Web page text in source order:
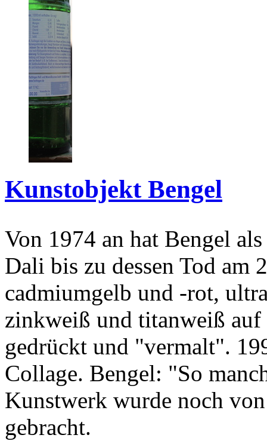
Kunstobjekt Bengel
Von 1974 an hat Bengel
Dali bis zu dessen Tod am
cadmiumgelb und -rot,
zinkweiß und titanweiß
gedrückt und "vermalt".
Collage. Bengel: "So
Kunstwerk wurde noch
gebracht.